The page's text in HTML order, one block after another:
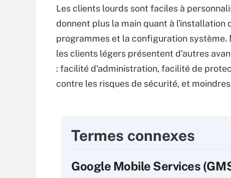
Les clients lourds sont faciles à
donnent plus la main quant à l'installation
programmes et la configuration système.
les clients légers présentent d'autres
: facilité d'administration, facilité de
contre les risques de sécurité, et
Termes connexes
Google Mobile Services